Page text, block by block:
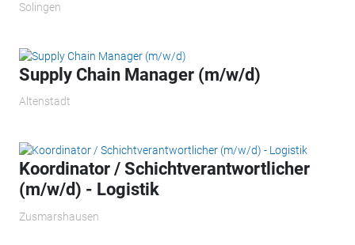
Solingen
Supply Chain Manager (m/w/d)
Altenstadt
Koordinator / Schichtverantwortlicher
(m/w/d) - Logistik
Zusmarshausen